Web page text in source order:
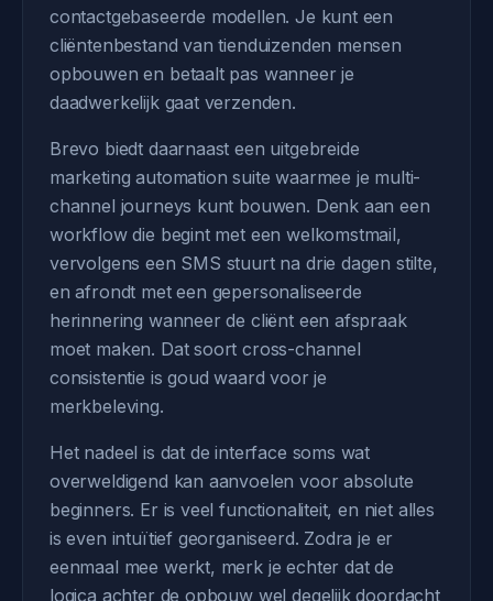
contactgebaseerde modellen. Je kunt een
cliëntenbestand van tienduizenden mensen
opbouwen en betaalt pas wanneer je
daadwerkelijk gaat verzenden.
Brevo biedt daarnaast een uitgebreide
marketing automation suite waarmee je multi-
channel journeys kunt bouwen. Denk aan een
workflow die begint met een welkomstmail,
vervolgens een SMS stuurt na drie dagen stilte,
en afrondt met een gepersonaliseerde
herinnering wanneer de cliënt een afspraak
moet maken. Dat soort cross-channel
consistentie is goud waard voor je
merkbeleving.
Het nadeel is dat de interface soms wat
overweldigend kan aanvoelen voor absolute
beginners. Er is veel functionaliteit, en niet alles
is even intuïtief georganiseerd. Zodra je er
eenmaal mee werkt, merk je echter dat de
logica achter de opbouw wel degelijk doordacht